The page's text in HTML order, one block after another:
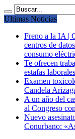
Ultimas Noticias
Freno a la IA |
centros de
consumo
Te ofrecen
estafas
Examen
Candela
A un año del
al Congreso
Nuevo
Conurbano: